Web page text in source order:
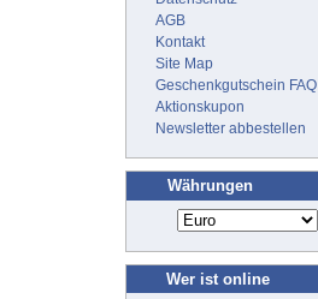
AGB
Kontakt
Site Map
Geschenkgutschein FAQ
Aktionskupon
Newsletter abbestellen
Währungen
Wer ist online